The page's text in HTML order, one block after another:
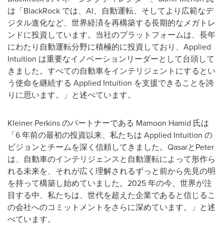
は「BlackRock では、AI、自動運転、そしてより広範なデ
ジタル進化など、世界経済を再構築する長期的なメガトレ
ンドに投資しています。当社のプラットフォームは、長年
にわたり自動運転分野に積極的に投資しており、Applied
Intuition は重要なイノベーションリーダーとして台頭して
きました。すべての自動車をインテリジェントにするとい
う使命を継続する Applied Intuition を支援できることを誇
りに思います。」と述べています。
Kleiner Perkinsのパートナーである Mamoon Hamid 氏は
「6 年前の最初の投資以来、私たちは Applied Intuition の
ビジョンとチームを深く信頼してきました。QasarとPeter
は、自動車のインテリジェンスと自動運転によって形作ら
れる未来を、それが広く理解されるずっと前から先見の明
を持って構築し始めていました。2025 年の今、世界が注
目する中、私たちは、世代を超えた企業であると信じるこ
の会社へのコミットメントをさらに深めています。」と述
べています。